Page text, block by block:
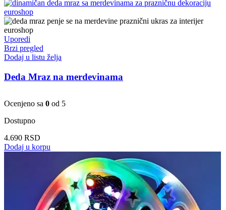
Uporedi
Brzi pregled
Dodaj u listu želja
Deda Mraz na merdevinama
Ocenjeno sa 0 od 5
Dostupno
4.690 RSD
Dodaj u korpu